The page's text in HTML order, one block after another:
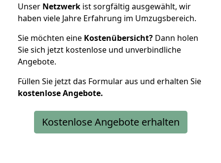
Unser Netzwerk ist sorgfältig ausgewählt, wir
haben viele Jahre Erfahrung im Umzugsbereich.
Sie möchten eine Kostenübersicht? Dann holen
Sie sich jetzt kostenlose und unverbindliche
Angebote.
Füllen Sie jetzt das Formular aus und erhalten Sie
kostenloseAngebote.
Kostenlose Angebote erhalten